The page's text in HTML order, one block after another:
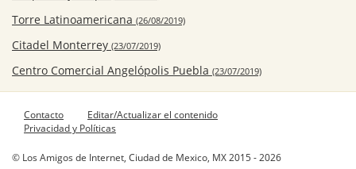
Torre Latinoamericana (26/08/2019)
Citadel Monterrey (23/07/2019)
Centro Comercial Angelópolis Puebla (23/07/2019)
Contacto
Editar/Actualizar el contenido
Privacidad y Políticas
© Los Amigos de Internet, Ciudad de Mexico, MX 2015 - 2026